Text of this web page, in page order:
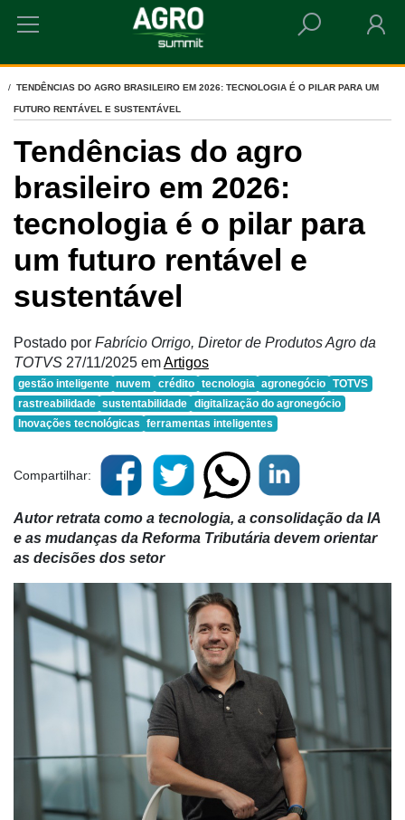
HOME
TENDÊNCIAS DO AGRO BRASILEIRO EM 2026: TECNOLOGIA É O PILAR PARA UM
FUTURO RENTÁVEL E SUSTENTÁVEL
Tendências do agro
brasileiro em 2026:
tecnologia é o pilar para
um futuro rentável e
sustentável
Postado por Fabrício Orrigo, Diretor de Produtos Agro da
TOTVS 27/11/2025 emArtigos
gestão inteligente nuvem crédito tecnologia agronegócio TOTVS
rastreabilidade sustentabilidade digitalização do agronegócio
Inovações tecnológicas ferramentas inteligentes
Compartilhar:
Autor retrata como a tecnologia, a consolidação da IA
e as mudanças da Reforma Tributária devem orientar
as decisões dos setor